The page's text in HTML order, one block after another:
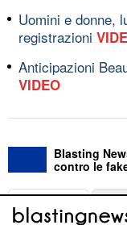
Uomini e donne,
registrazioni
Anticipazioni
VIDEO
Blasting
contro le
ABOUT